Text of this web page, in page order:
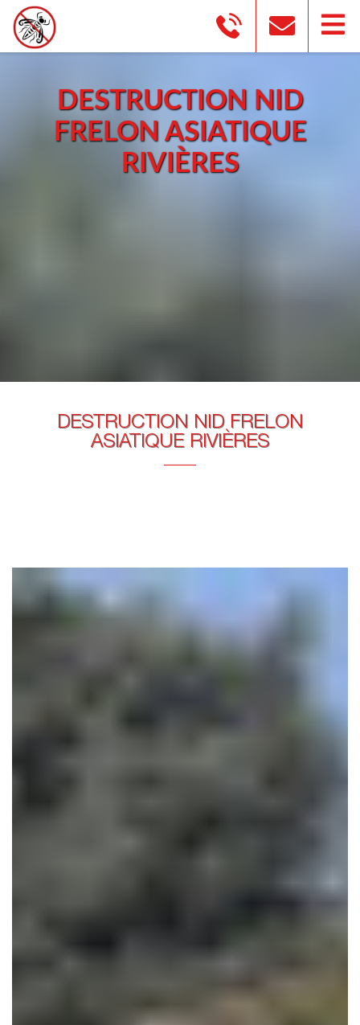
DESTRUCTION NID
FRELON ASIATIQUE
RIVIÈRES
DESTRUCTION NID FRELON
ASIATIQUE RIVIÈRES